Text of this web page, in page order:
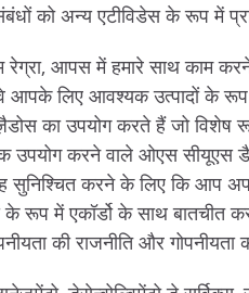
को अन्य एटीविडेस के रूप में
रेग्रा, आपस में हमारे साथ काम
आपके लिए आवश्यक उत्पादों के
का उपयोग करते हैं जो विशेष
करने वाले ओएस सीयूएस
सुनिश्चित करने के लिए कि आप
के रूप में एकॉर्डो के साथ
की राजनीति और गोपनीयता